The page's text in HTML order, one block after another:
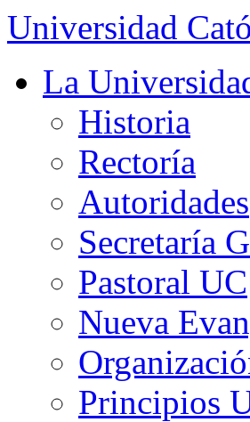
Universidad
La
Historia
Rectoría
Autoridades
Secretaría
Pastoral UC
Nueva
Principios